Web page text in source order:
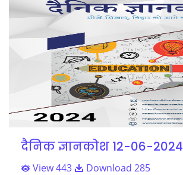
दैनिक ज्ञानकोश 12-06-2024
View 443 Download 285